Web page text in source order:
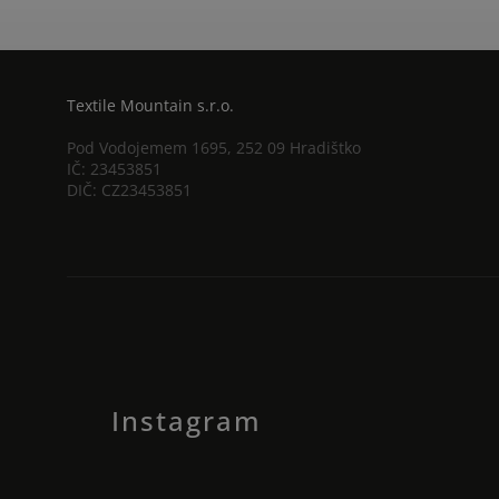
Textile Mountain s.r.o.
Pod Vodojemem 1695, 252 09 Hradištko
IČ: 23453851
DIČ: CZ23453851
Instagram